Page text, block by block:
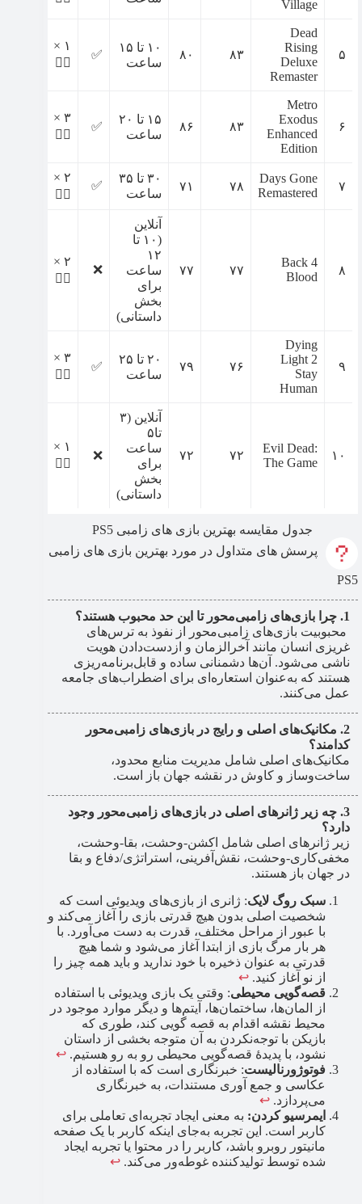
Village
۵
Dead
Rising
Deluxe
Remaster
۸۳ ۸۰
۱۰ تا ۱۵
ساعت
✅
۱ ×
🧟‍♀️
۶
Metro
Exodus
Enhanced
Edition
۸۳ ۸۶
۱۵ تا ۲۰
ساعت
✅
۳ ×
🧟‍♀️
۷
Days Gone
Remastered
۷۸ ۷۱
۳۰ تا ۳۵
ساعت
✅
۲ ×
🧟‍♀️
۸
Back 4
Blood
۷۷ ۷۷
آنلاین
(۱۰ تا
۱۲
ساعت
برای
بخش
داستانی)
❌
۲ ×
🧟‍♀️
۹
Dying
Light 2
Stay
Human
۷۶ ۷۹
۲۰ تا ۲۵
ساعت
✅
۳ ×
🧟‍♀️
۱۰
Evil Dead:
The Game
۷۲ ۷۲
آنلاین (۳
تا۵
ساعت
برای
بخش
داستانی)
❌
۱ ×
🧟‍♀️
جدول مقایسه بهترین بازی های زامبی PS5
پرسش های متداول در مورد بهترین بازی های زامبی
PS5
چرا بازی‌های زامبی‌محور تا این حد محبوب هستند؟
محبوبیت بازی‌های زامبی‌محور از نفوذ به ترس‌های
غریزی انسان مانند آخرالزمان و ازدست‌دادن هویت
ناشی می‌شود. آن‌ها دشمنانی ساده و قابل‌برنامه‌ریزی
هستند که به‌عنوان استعاره‌ای برای اضطراب‌های جامعه
عمل می‌کنند.
مکانیک‌های اصلی و رایج در بازی‌های زامبی‌محور
کدامند؟
مکانیک‌های اصلی شامل مدیریت منابع محدود،
ساخت‌وساز و کاوش در نقشه جهان باز است.
چه زیر ژانرهای اصلی در بازی‌های زامبی‌محور وجود
دارد؟
زیر ژانرهای اصلی شامل اکشن-وحشت، بقا-وحشت،
مخفی‌کاری-وحشت، نقش‌آفرینی، استراتژی/دفاع و بقا
در جهان باز هستند.
سبک روگ لایک: ژانری از بازی‌های ویدیوئی است که
شخصیت اصلی بدون هیچ قدرتی بازی را آغاز می‌کند و
با عبور از مراحل مختلف، قدرت به دست می‌آورد. با
هر بار مرگ بازی از ابتدا آغاز می‌شود و شما هیچ
قدرتی به عنوان ذخیره با خود ندارید و باید همه چیز را
از نو آغاز کنید. ↩︎
قصه‌گویی محیطی: وقتی یک بازی ویدیوئی با استفاده
از المان‌ها، ساختمان‌ها، آیتم‌ها و دیگر موارد موجود در
محیط نقشه اقدام به قصه گویی کند، طوری که
بازیکن با توجه‌نکردن به آن متوجه بخشی از داستان
نشود، با پدیدهٔ قصه‌گویی محیطی رو به رو هستیم. ↩︎
فوتوژورنالیست: خبرنگاری است که با استفاده از
عکاسی و جمع آوری مستندات، به خبرنگاری
می‌پردازد. ↩︎
ایمرسیو کردن: به معنی ایجاد تجربه‌ای تعاملی برای
کاربر است. این تجربه به‌جای اینکه کاربر با یک صفحه
مانیتور روبرو باشد، کاربر را در محتوا یا تجربه ایجاد
شده توسط تولیدکننده غوطه‌ور می‌کند. ↩︎